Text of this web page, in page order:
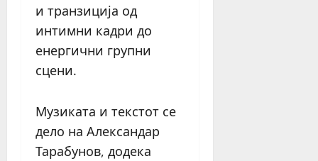
и транзиција од
интимни кадри до
енергични групни
сцени.
Музиката и текстот се
дело на Александар
Тарабунов, додека